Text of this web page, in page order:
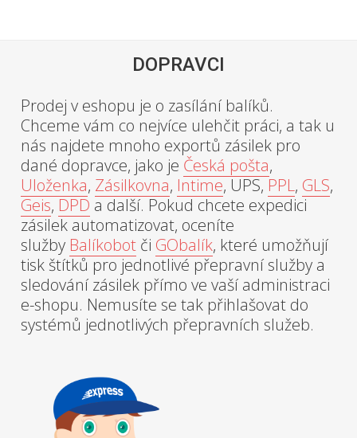
DOPRAVCI
Prodej v eshopu je o zasílání balíků.
Chceme vám co nejvíce ulehčit práci, a tak u
nás najdete mnoho exportů zásilek pro
dané dopravce, jako je Česká pošta,
Uloženka, Zásilkovna, Intime, UPS, PPL, GLS,
Geis, DPD a další. Pokud chcete expedici
zásilek automatizovat, oceníte
služby Balíkobot či GObalík, které umožňují
tisk štítků pro jednotlivé přepravní služby a
sledování zásilek přímo ve vaší administraci
e-shopu. Nemusíte se tak přihlašovat do
systémů jednotlivých přepravních služeb.